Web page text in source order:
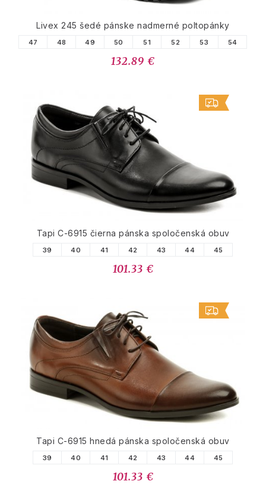
Livex 245 šedé pánske nadmerné poltopánky
47 48 49 50 51 52 53 54
132.89 €
Tapi C-6915 čierna pánska spoločenská obuv
39 40 41 42 43 44 45
101.33 €
Tapi C-6915 hnedá pánska spoločenská obuv
39 40 41 42 43 44 45
101.33 €